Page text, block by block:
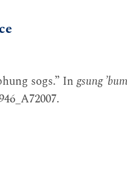
sogs.” Ingsung